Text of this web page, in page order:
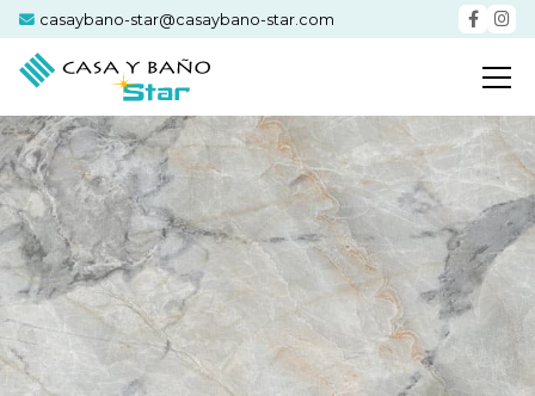
casaybano-star@casaybano-star.com